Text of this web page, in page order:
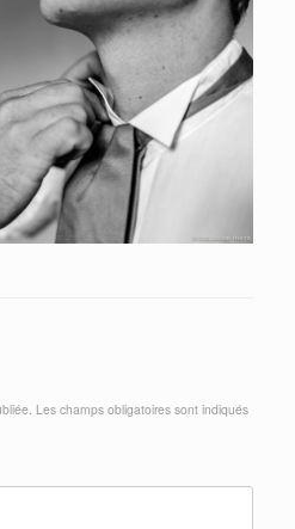
Les champs obligatoires sont indiqués